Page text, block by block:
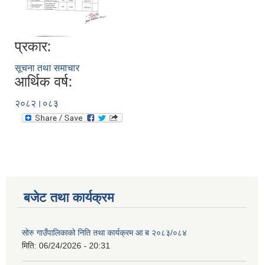
प्रकार:
सूचना तथा समाचार
आर्थिक वर्ष:
२०८२।०८३
बजेट तथा कार्यक्रम
सोरु गाउँपालिकाको निति तथा कार्यक्रम आ ब २०८३/०८४
मिति: 06/24/2026 - 20:31